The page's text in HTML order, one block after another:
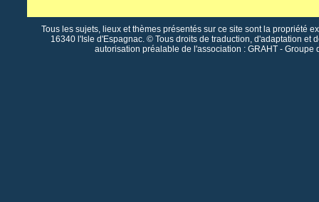
Tous les sujets, lieux et thèmes présentés sur ce site sont la propriété
16340 l'Isle d'Espagnac. © Tous droits de traduction, d'adaptation et
autorisation préalable de l'association : GRAHT -